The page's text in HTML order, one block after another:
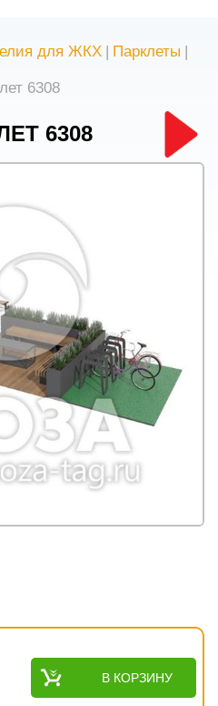
для ЖКХ | Парклеты |
6308
6308
В КОРЗИНУ